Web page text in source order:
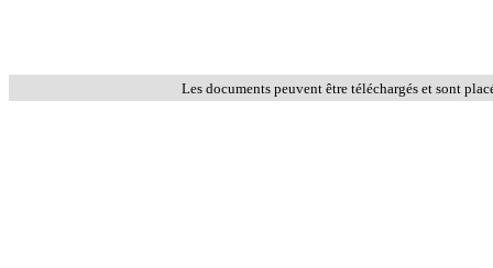
Les documents peuvent être téléchargés et sont